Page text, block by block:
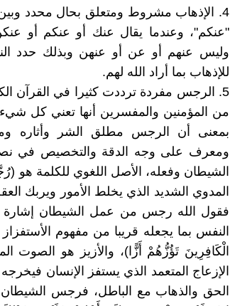
4. الإذهاب مشروط ومتعلق بحال محدد
"عنكم"، وعندما يقال عنك أو عنكم أو
وليس عنهم أو عن أو عنهن وبذلك حدد
للإذهاب بما أراد الله لهم.
5. الرجس مفردة ترددت كثيرا في القرآن
من المؤمنين والمفسرين أنها تعني كل شيء
بمعنى أن الرجس مطلق الشر وأثاره
ومعرف على وجه الدقة والتخصيص في
الشيطان وفعله، الأصل اللغوي للكلمة
المدوي الشديد الذي يخلط الأمور ويربك
فقول الله رجس من عمل الشيطان إشارة
النفس بما يجعله قريبا من مفهوم
الْكَافِرِينَ تَؤُزُّهُمْ أَزًّا)، والأزيز هو
الإزعاج المتعمد الذي يستفز الإنسان
الحق والذهاب مع الباطل، فرجس